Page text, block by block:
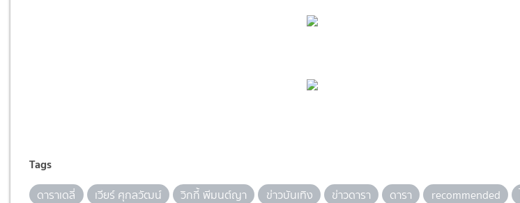
Tags
ดาราเดลี่ เวียร์ ศุกลวัฒน์ วิกกี้ พีมนต์ญา ข่าวบันเทิง ข่าวดารา ดารา recommended